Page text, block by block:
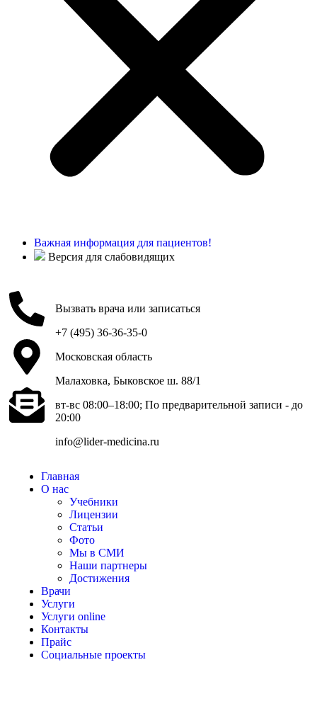
Важная информация для пациентов!
Версия для слабовидящих
Вызвать врача или записаться
+7 (495) 36-36-35-0
Московская область
Малаховка, Быковское ш. 88/1
вт-вс 08:00–18:00; По предварительной записи - до
20:00
info@lider-medicina.ru
Главная
О нас
Учебники
Лицензии
Статьи
Фото
Мы в СМИ
Наши партнеры
Достижения
Врачи
Услуги
Услуги online
Контакты
Прайс
Социальные проекты